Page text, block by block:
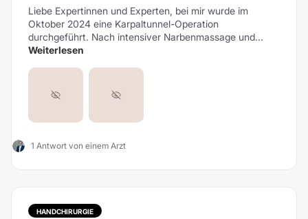
Liebe Expertinnen und Experten, bei mir wurde im
Oktober 2024 eine Karpaltunnel-Operation
durchgeführt. Nach intensiver Narbenmassage und...
Weiterlesen
1 Antwort von einem Arzt
HANDCHIRURGIE